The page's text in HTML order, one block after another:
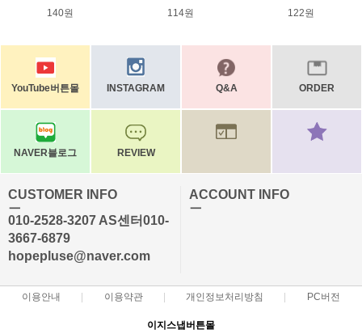
140원
114원
122원
YouTube버튼몰 INSTAGRAM Q&A ORDER
NAVER블로그 REVIEW
CUSTOMER INFO
ㅡ
010-2528-3207 AS센터010-
3667-6879
hopepluse@naver.com
ACCOUNT INFO
ㅡ
이용안내 이용약관 개인정보처리방침 PC버전
이지스냅버튼몰